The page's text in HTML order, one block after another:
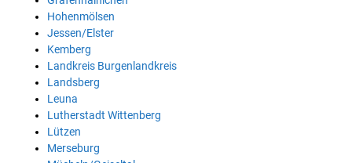
Hohenmölsen
Jessen/Elster
Kemberg
Landkreis Burgenlandkreis
Landsberg
Leuna
Lutherstadt Wittenberg
Lützen
Merseburg